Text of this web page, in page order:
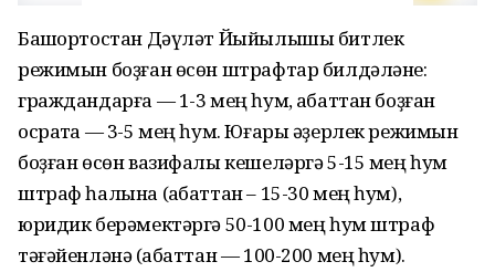
Башҡортостан Дәүләт Йыйылышы битлек
режимын боҙған өсөн штрафтар билдәләне:
граждандарға — 1-3 мең һум, ҡабаттан боҙған
осраҡта — 3-5 мең һум. Юғары әҙерлек режимын
боҙған өсөн вазифалы кешеләргә 5-15 мең һум
штраф һалына (ҡабаттан – 15-30 мең һум),
юридик берәмектәргә 50-100 мең һум штраф
тәғәйенләнә (ҡабаттан — 100-200 мең һум).